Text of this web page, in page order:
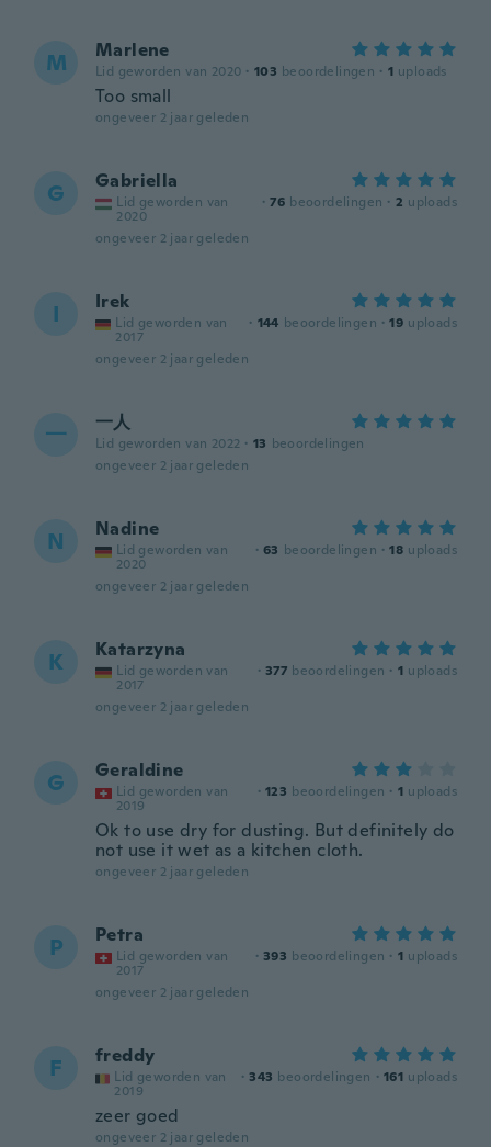
M Marlene
Lid geworden van 2020 · 103 beoordelingen · 1 uploads
Too small
ongeveer 2 jaar geleden
G Gabriella
Lid geworden van
2020
· 76 beoordelingen · 2 uploads
ongeveer 2 jaar geleden
I Irek
Lid geworden van
2017
· 144 beoordelingen · 19 uploads
ongeveer 2 jaar geleden
一 一人
Lid geworden van 2022 · 13 beoordelingen
ongeveer 2 jaar geleden
N Nadine
Lid geworden van
2020
· 63 beoordelingen · 18 uploads
ongeveer 2 jaar geleden
K Katarzyna
Lid geworden van
2017
· 377 beoordelingen · 1 uploads
ongeveer 2 jaar geleden
G Geraldine
Lid geworden van
2019
· 123 beoordelingen · 1 uploads
Ok to use dry for dusting. But definitely do
not use it wet as a kitchen cloth.
ongeveer 2 jaar geleden
P Petra
Lid geworden van
2017
· 393 beoordelingen · 1 uploads
ongeveer 2 jaar geleden
F freddy
Lid geworden van
2019
· 343 beoordelingen · 161 uploads
zeer goed
ongeveer 2 jaar geleden